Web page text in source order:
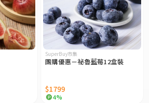
SuperBuy市集
團購優惠－祕魯藍莓12盒裝
$1799
4%